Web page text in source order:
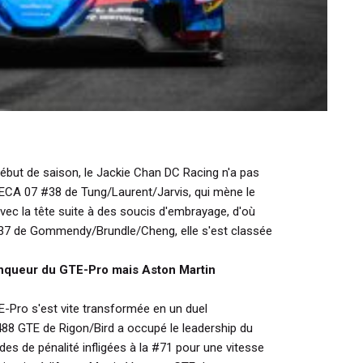
de saison, le Jackie Chan DC Racing n'a pas
07 #38 de Tung/Laurent/Jarvis, qui mène le
la tête suite à des soucis d'embrayage, d'où
de Gommendy/Brundle/Cheng, elle s'est classée
du GTE-Pro mais Aston Martin
Pro s'est vite transformée en un duel
GTE de Rigon/Bird a occupé le leadership du
de pénalité infligées à la #71 pour une vitesse